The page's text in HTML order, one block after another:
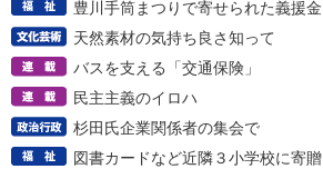
豊川手筒まつりで寄せられた義援金
天然素材の気持ち良さ知って
バスを支える「交通保険」
民主主義のイロハ
杉田氏企業関係者の集会で
図書カードなど近隣３小学校に寄贈